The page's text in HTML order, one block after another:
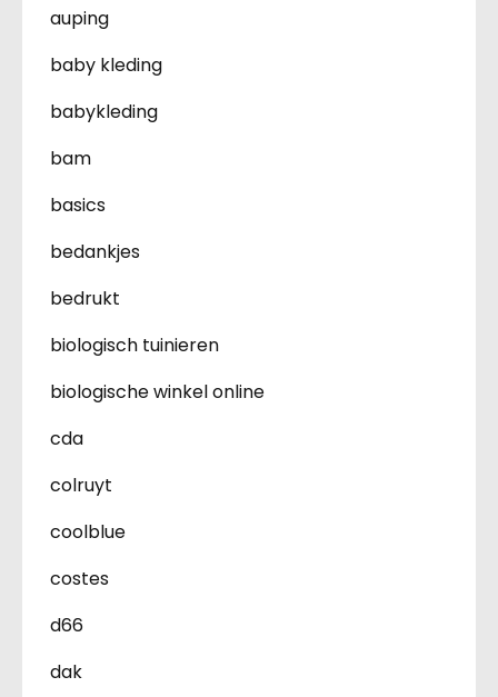
auping
baby kleding
babykleding
bam
basics
bedankjes
bedrukt
biologisch tuinieren
biologische winkel online
cda
colruyt
coolblue
costes
d66
dak